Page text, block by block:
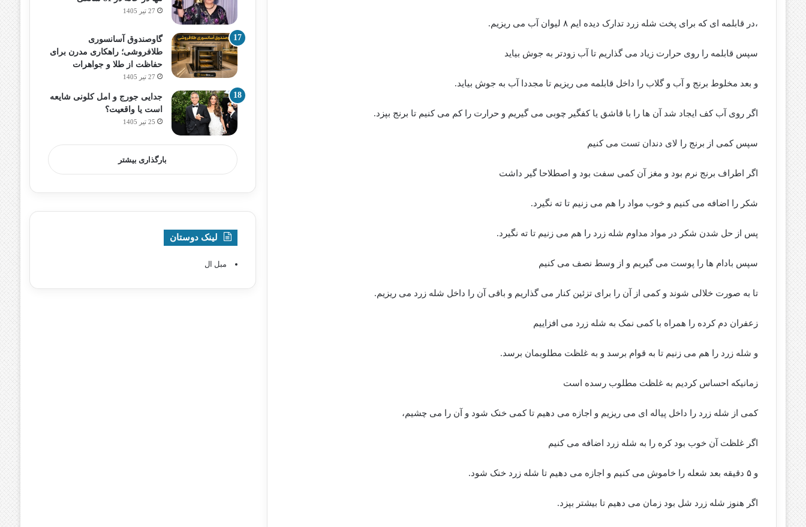
،در قابلمه ای که برای پخت شله زرد تدارک دیده ایم ۸ لیوان آب می ریزیم.
سپس قابلمه را روی حرارت زیاد می گذاریم تا آب زودتر به جوش بیاید
و بعد مخلوط برنج و آب و گلاب را داخل قابلمه می ریزیم تا مجددا آب به جوش بیاید.
اگر روی آب کف ایجاد شد آن ها را با قاشق یا کفگیر چوبی می گیریم و حرارت را کم می کنیم تا برنج بپزد.
سپس کمی از برنج را لای دندان تست می کنیم
اگر اطراف برنج نرم بود و مغز آن کمی سفت بود و اصطلاحا گیر داشت
شکر را اضافه می کنیم و خوب مواد را هم می زنیم تا ته نگیرد.
پس از حل شدن شکر در مواد مداوم شله زرد را هم می زنیم تا ته نگیرد.
سپس بادام ها را پوست می گیریم و از وسط نصف می کنیم
تا به صورت خلالی شوند و کمی از آن را برای تزئین کنار می گذاریم و باقی آن را داخل شله زرد می ریزیم.
زعفران دم کرده را همراه با کمی نمک به شله زرد می افزاییم
و شله زرد را هم می زنیم تا به قوام برسد و به غلظت مطلوبمان برسد.
زمانیکه احساس کردیم به غلظت مطلوب رسده است
کمی از شله زرد را داخل پیاله ای می ریزیم و اجازه می دهیم تا کمی خنک شود و آن را می چشیم،
اگر غلظت آن خوب بود کره را به شله زرد اضافه می کنیم
و ۵ دقیقه بعد شعله را خاموش می کنیم و اجازه می دهیم تا شله زرد خنک شود.
اگر هنوز شله زرد شل بود زمان می دهیم تا بیشتر بپزد.
27 تیر 1405
گاوصندوق آسانسوری
طلافروشی؛ راهکاری مدرن برای
حفاظت از طلا و جواهرات
27 تیر 1405
جدایی جورج و امل کلونی شایعه
است یا واقعیت؟
25 تیر 1405
بارگذاری بیشتر
لینک دوستان
مبل ال